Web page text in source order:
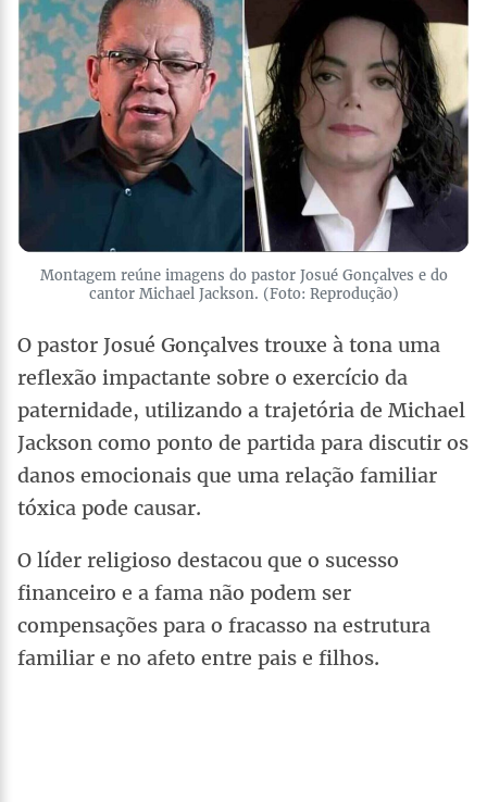
Montagem reúne imagens do pastor Josué Gonçalves e do
cantor Michael Jackson. (Foto: Reprodução)
O pastor Josué Gonçalves trouxe à tona uma
reflexão impactante sobre o exercício da
paternidade, utilizando a trajetória de Michael
Jackson como ponto de partida para discutir os
danos emocionais que uma relação familiar
tóxica pode causar.
O líder religioso destacou que o sucesso
financeiro e a fama não podem ser
compensações para o fracasso na estrutura
familiar e no afeto entre pais e filhos.